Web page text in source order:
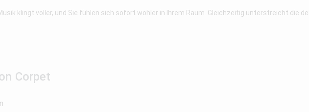
klingt voller, und Sie fühlen sich sofort wohler in Ihrem Raum. Gleichzeitig unterstreicht die
Corpet